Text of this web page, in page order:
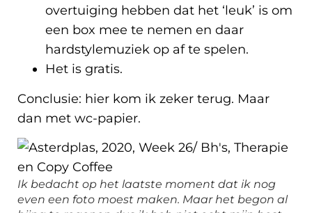
overtuiging hebben dat het ‘leuk’ is om
een box mee te nemen en daar
hardstylemuziek op af te spelen.
Het is gratis.
Conclusie: hier kom ik zeker terug. Maar
dan met wc-papier.
Ik bedacht op het laatste moment dat ik nog
even een foto moest maken. Maar het begon al